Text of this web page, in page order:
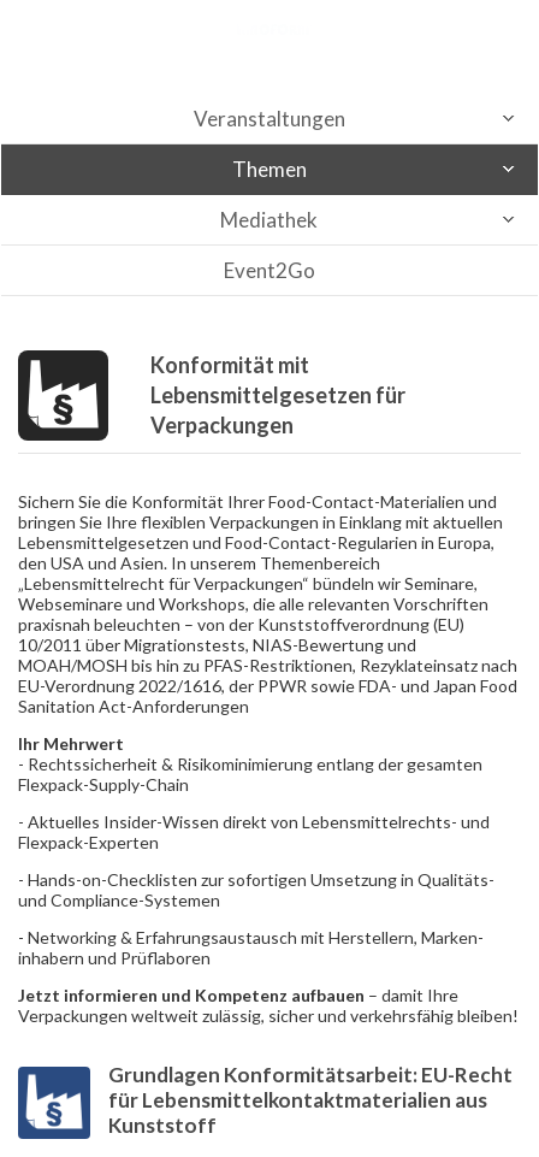
Veranstaltungen
Themen
Mediathek
Event2Go
Konformität mit
Lebensmittelgesetzen für
Verpackungen
Sichern Sie die Konformität Ihrer Food-Contact-Materialien und
bringen Sie Ihre flexiblen Verpackungen in Einklang mit aktuellen
Lebensmittelgesetzen und Food-Contact-Regularien in Europa,
den USA und Asien. In unserem Themenbereich
„Lebensmittelrecht für Verpackungen“ bündeln wir Seminare,
Webseminare und Workshops, die alle relevanten Vorschriften
praxisnah beleuchten – von der Kunststoffverordnung (EU)
10/2011 über Migrationstests, NIAS-Bewertung und
MOAH/MOSH bis hin zu PFAS-Restriktionen, Rezyklateinsatz nach
EU-Verordnung 2022/1616, der PPWR sowie FDA- und Japan Food
Sanitation Act-Anforderungen
Ihr Mehrwert
- Rechtssicherheit & Risikominimierung entlang der gesamten
Flexpack-Supply-Chain
- Aktuelles Insider-Wissen direkt von Lebensmittelrechts- und
Flexpack-Experten
- Hands-on-Checklisten zur sofortigen Umsetzung in Qualitäts-
und Compliance-Systemen
- Networking & Erfahrungsaustausch mit Herstellern, Marken­
inhabern und Prüflaboren
Jetzt informieren und Kompetenz aufbauen – damit Ihre
Verpackungen weltweit zulässig, sicher und verkehrsfähig bleiben!
Grundlagen Konformitätsarbeit: EU-Recht
für Lebensmittelkontaktmaterialien aus
Kunststoff